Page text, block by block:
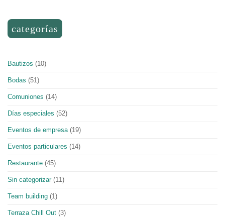
categorías
Bautizos (10)
Bodas (51)
Comuniones (14)
Días especiales (52)
Eventos de empresa(19)
Eventos particulares (14)
Restaurante (45)
Sin categorizar(11)
Team building (1)
Terraza Chill Out (3)